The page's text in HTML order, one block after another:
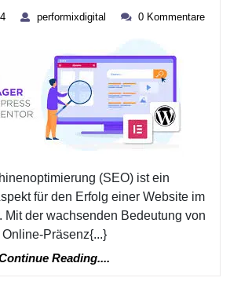
Mit
So
Steigern
Sie
Ihre
Online-
performixdigital performixdigital
0 Kommentare
(SEO) ist ein
für den Erfolg einer Website im
Mit der wachsenden Bedeutung von
Online-Präsenz{...}
Reading....